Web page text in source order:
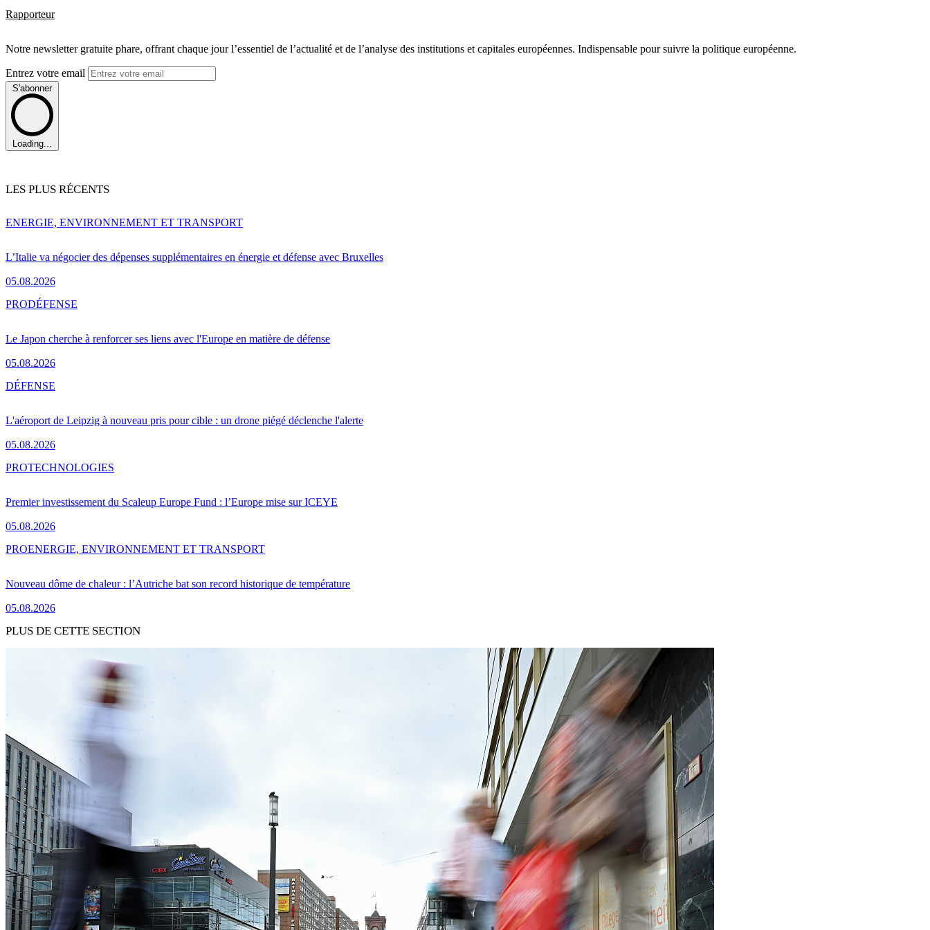
Rapporteur
Notre newsletter gratuite phare, offrant chaque jour l’essentiel de l’actualité et de l’analyse des institutions et capitales européennes. Indispensable pour suivre la politique européenne.
Entrez votre email
S'abonner
Loading...
LES PLUS RÉCENTS
L’Italie va négocier des dépenses supplémentaires en énergie et défense avec Bruxelles
05.08.2026
ENERGIE, ENVIRONNEMENT ET TRANSPORT
Le Japon cherche à renforcer ses liens avec l'Europe en matière de défense
05.08.2026
PRODÉFENSE
L'aéroport de Leipzig à nouveau pris pour cible : un drone piégé déclenche l'alerte
05.08.2026
DÉFENSE
Premier investissement du Scaleup Europe Fund : l’Europe mise sur ICEYE
05.08.2026
PROTECHNOLOGIES
Nouveau dôme de chaleur : l’Autriche bat son record historique de température
05.08.2026
PROENERGIE, ENVIRONNEMENT ET TRANSPORT
PLUS DE CETTE SECTION